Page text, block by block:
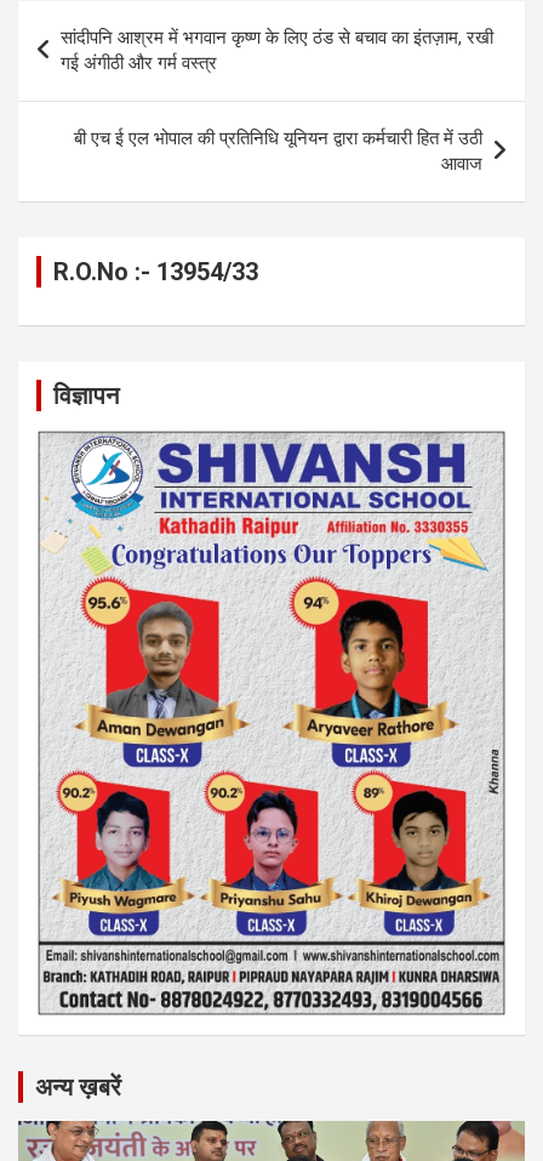
o
k
er p
p
m
k
Post
navigation
सांदीपनि आश्रम में भगवान कृष्ण के लिए ठंड से बचाव का इंतज़ाम, रखी
गई अंगीठी और गर्म वस्त्र
बी एच ई एल भोपाल की प्रतिनिधि यूनियन द्वारा कर्मचारी हित में उठी
आवाज
R.O.No :- 13954/33
विज्ञापन
अन्य ख़बरें